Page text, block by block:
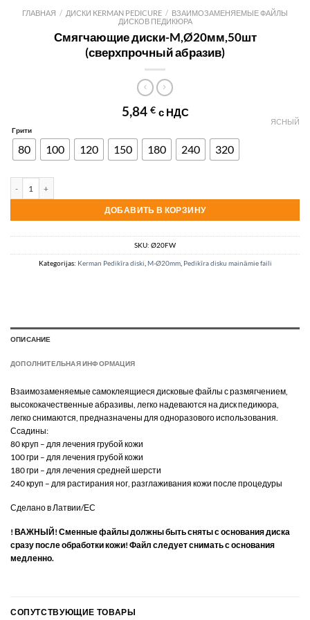
ГЛАВНАЯ / ДИСКИ KERMAN PEDICURE / ВЗАИМОЗАМЕНЯЕМЫЕ ФАЙЛЫ
ДИСКОВ ПЕДИКЮРА
Смягчающие диски-M,Ø20мм,50шт
(сверхпрочный абразив)
5,84 € с НДС
Грити
80 100 120 150 180 240 320
ЯСНЫЙ
ДОБАВИТЬ В КОРЗИНУ
SKU: Ø20FW
Kategorijas: Kerman Pedikīra diski M-Ø20mm, Pedikīra disku maināmie faili
ОПИСАНИЕ
ДОПОЛНИТЕЛЬНАЯ ИНФОРМАЦИЯ
Взаимозаменяемые самоклеящиеся дисковые файлы с размягчением,
высококачественные абразивы, легко надеваются на диск педикюра,
легко снимаются, предназначены для одноразового использования.
Ссадины:
80 круп – для лечения грубой кожи
100 гри – для лечения грубой кожи
180 гри – для лечения средней шерсти
240 круп – для растирания ног, разглаживания кожи после процедуры
Сделано в Латвии/ЕС
! ВАЖНЫЙ! Сменные файлы должны быть сняты с основания диска
сразу после обработки кожи! Файл следует снимать с основания
медленно.
СОПУТСТВУЮЩИЕ ТОВАРЫ